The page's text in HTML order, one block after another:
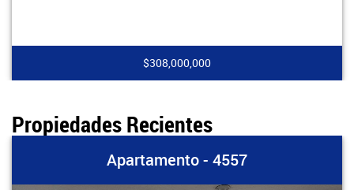
$308,000,000
Propiedades Recientes
Apartamento - 4557